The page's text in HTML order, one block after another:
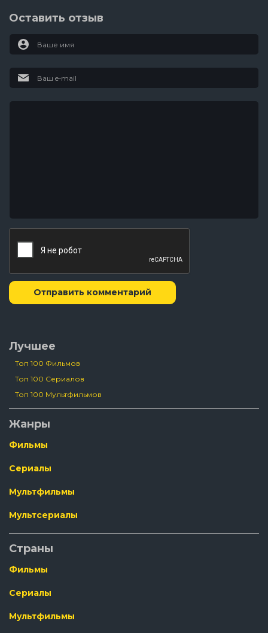
Оставить отзыв
Отправить комментарий
Лучшее
Топ 100 Фильмов
Топ 100 Сериалов
Топ 100 Мультфильмов
Жанры
Фильмы
Сериалы
Мультфильмы
Мультсериалы
Страны
Фильмы
Сериалы
Мультфильмы